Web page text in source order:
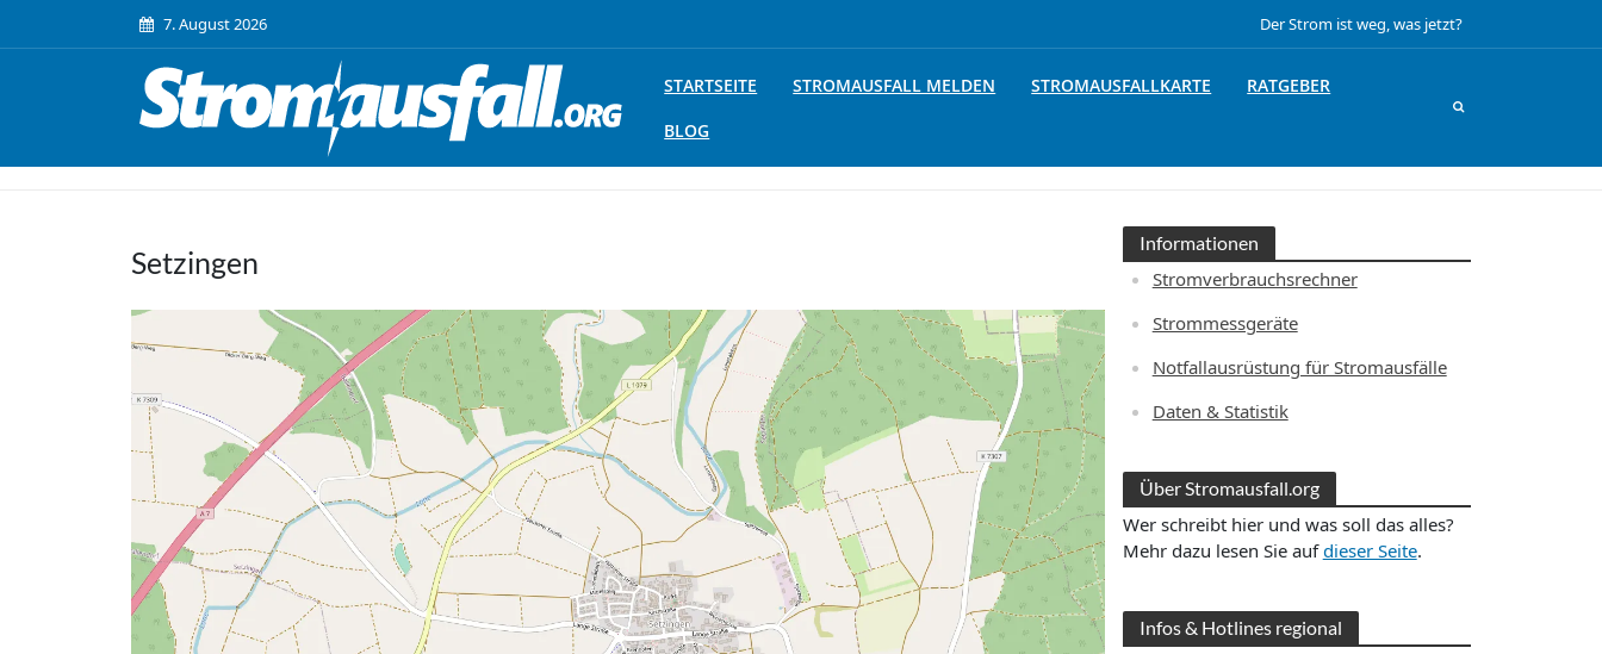
7. August 2026 Der Strom ist weg, was jetzt?
STARTSEITE STROMAUSFALL MELDEN STROMAUSFALLKARTE
RATGEBER
BLOG
Setzingen
Informationen
Stromverbrauchsrechner
Strommessgeräte
Notfallausrüstung für Stromausfälle
Daten & Statistik
Über Stromausfall.org
Wer schreibt hier und was soll das alles?
Mehr dazu lesen Sie aufdieser Seite.
Infos & Hotlines regional